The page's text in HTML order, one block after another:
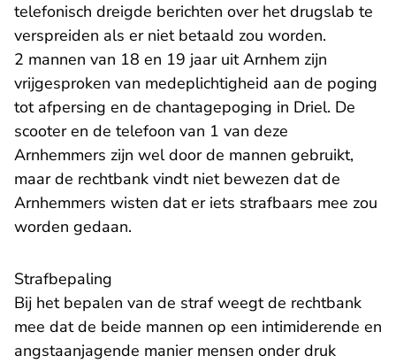
telefonisch dreigde berichten over het drugslab te
verspreiden als er niet betaald zou worden.
2 mannen van 18 en 19 jaar uit Arnhem zijn
vrijgesproken van medeplichtigheid aan de poging
tot afpersing en de chantagepoging in Driel. De
scooter en de telefoon van 1 van deze
Arnhemmers zijn wel door de mannen gebruikt,
maar de rechtbank vindt niet bewezen dat de
Arnhemmers wisten dat er iets strafbaars mee zou
worden gedaan.
Strafbepaling
Bij het bepalen van de straf weegt de rechtbank
mee dat de beide mannen op een intimiderende en
angstaanjagende manier mensen onder druk